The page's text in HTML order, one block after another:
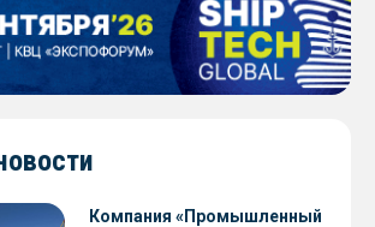
Компания «Промышленный